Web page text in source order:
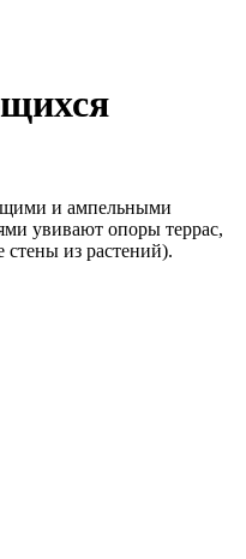
и ампельными
увивают опоры террас,
из растений).